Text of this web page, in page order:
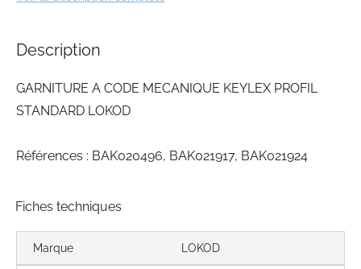
Description
GARNITURE A CODE MECANIQUE KEYLEX PROFIL
STANDARD LOKOD
Références : BAK020496, BAK021917, BAK021924
Fiches techniques
Marque LOKOD